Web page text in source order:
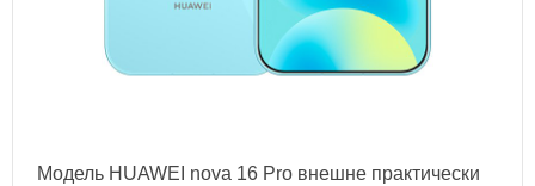
Модель HUAWEI nova 16 Pro внешне практически